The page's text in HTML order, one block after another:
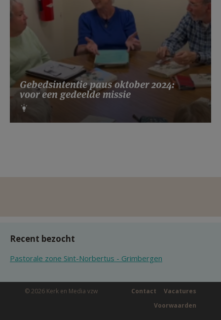
Gebedsintentie paus oktober 2024:
voor een gedeelde missie
Recent bezocht
Pastorale zone Sint-Norbertus - Grimbergen
© 2026 Kerk en Media vzw Vacatures
Contact
Voorwaarden